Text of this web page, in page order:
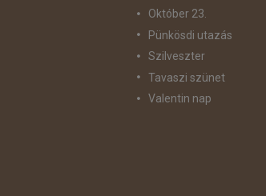
Október 23.
Pünkösdi utazás
Szilveszter
Tavaszi szünet
Valentin nap